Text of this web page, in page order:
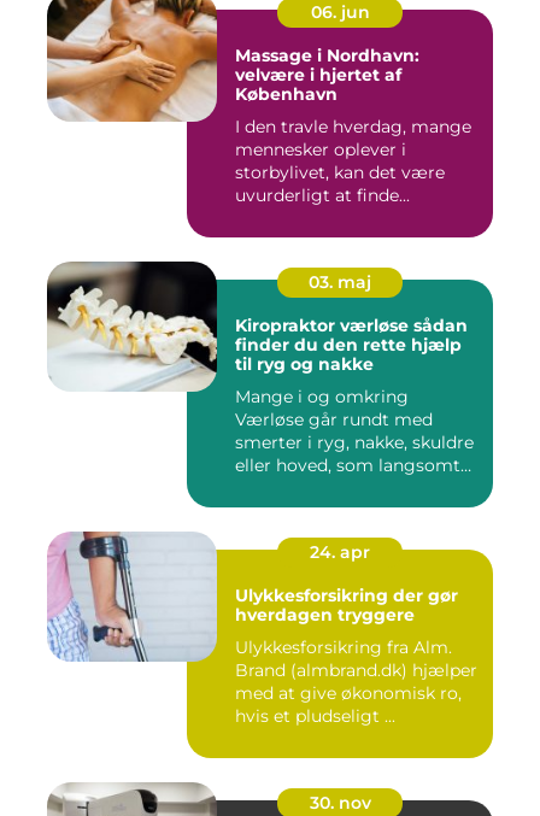
06. jun
Massage i Nordhavn:
velvære i hjertet af
København
I den travle hverdag, mange
mennesker oplever i
storbylivet, kan det være
uvurderligt at finde...
03. maj
Kiropraktor værløse sådan
finder du den rette hjælp
til ryg og nakke
Mange i og omkring
Værløse går rundt med
smerter i ryg, nakke, skuldre
eller hoved, som langsomt
24. apr
Ulykkesforsikring der gør
hverdagen tryggere
Ulykkesforsikring fra Alm.
Brand (almbrand.dk) hjælper
med at give økonomisk ro,
hvis et pludseligt ...
30. nov